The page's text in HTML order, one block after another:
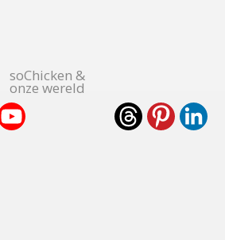
soChicken &
onze wereld